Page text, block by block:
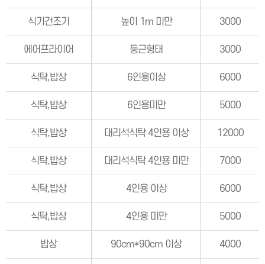
식기건조기 높이 1m 미만 3000
에어프라이어 둥근형태 3000
식탁,밥상 6인용이상 6000
식탁,밥상 6인용미만 5000
식탁,밥상 대리석식탁 4인용 이상 12000
식탁,밥상 대리석식탁 4인용 미만 7000
식탁,밥상 4인용 이상 6000
식탁,밥상 4인용 미만 5000
밥상 90cm*90cm 이상 4000